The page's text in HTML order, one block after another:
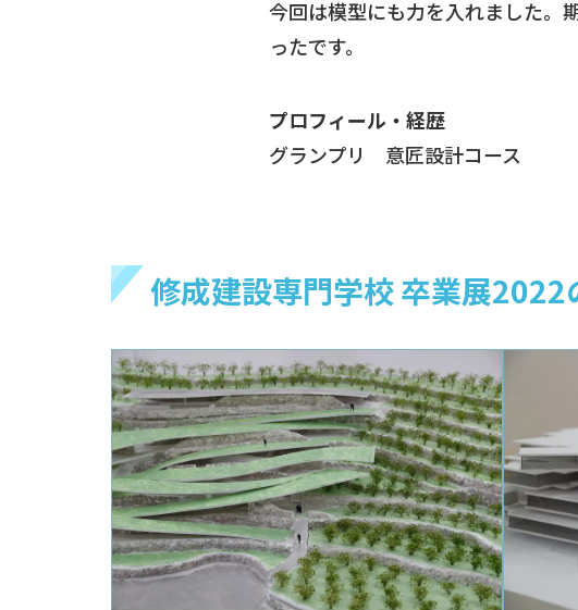
今回は模型にも力を入れました。
ったです。
プロフィール・経歴
グランプリ 意匠設計コース
修成建設専門学校 卒業展2022